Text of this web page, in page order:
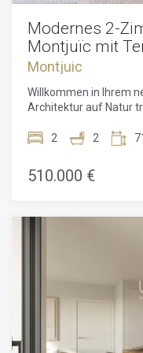
Modernes 2-
Montjuïc mit
Montjuic
Willkommen in Ihrem
Architektur auf Natur
große Wohnung bietet
Nachhaltigkeit zu
großen Fenstern und
Landschaft des
innovativen
Arquitectura, einem
nachhaltigen,
Designansatz bekannt
verbindet urbane
und bietet einen
des mediterranen
2 2
510.000 €